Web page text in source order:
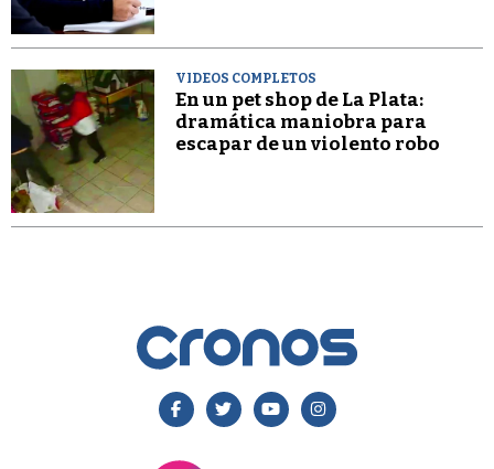
VIDEOS COMPLETOS
En un pet shop de La Plata:
dramática maniobra para
escapar de un violento robo